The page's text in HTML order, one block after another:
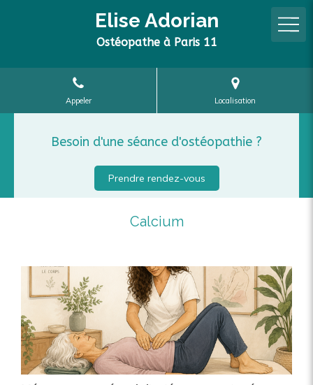
Elise Adorian
Ostéopathe à Paris 11
Appeler Localisation
Besoin d'une séance d'ostéopathie ?
Prendre rendez-vous
Calcium